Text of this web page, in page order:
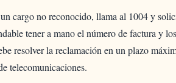
cargo no reconocido, llama al 1004 y
tener a mano el número de factura y
resolver la reclamación en un plazo
telecomunicaciones.